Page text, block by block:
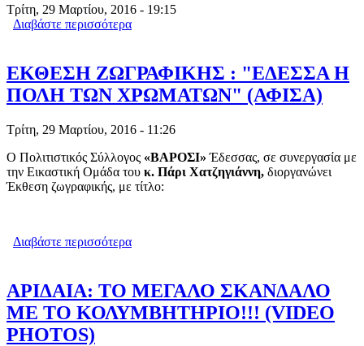
Τρίτη, 29 Μαρτίου, 2016 - 19:15
Διαβάστε περισσότερα
ΕΚΘΕΣΗ ΖΩΓΡΑΦΙΚΗΣ : "ΕΔΕΣΣΑ Η
ΠΟΛΗ ΤΩΝ ΧΡΩΜΑΤΩΝ" (ΑΦΙΣΑ)
Τρίτη, 29 Μαρτίου, 2016 - 11:26
Ο Πολιτιστικός Σύλλογος «ΒΑΡΟΣΙ»Έδεσσας, σε συνεργασία με
την Εικαστική Oμάδα του κ. Πάρι Χατζηγιάννη, διοργανώνει
Έκθεση ζωγραφικής, με τίτλο:
Διαβάστε περισσότερα
ΑΡΙΔΑΙΑ: ΤΟ ΜΕΓΑΛΟ ΣΚΑΝΔΑΛΟ
ΜΕ ΤΟ ΚΟΛΥΜΒΗΤΗΡΙΟ!!! (VIDEO
PHOTOS)